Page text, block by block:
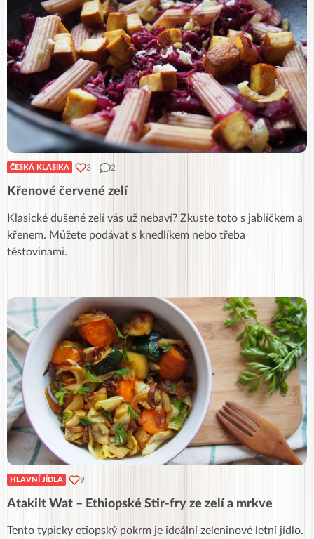
ČESKÁ KLASIKA 3 2
Křenové červené zelí
Klasické dušené zelí vás už nebaví? Zkuste toto s jablíčkem a
křenem. Můžete podávat s knedlíkem nebo třeba
těstovinami.
HLAVNÍ JÍDLA 9
Atakilt Wat – Ethiopské Stir-fry ze zelí a mrkve
Tento typicky etiopský pokrm je ideální zeleninové letní jídlo.